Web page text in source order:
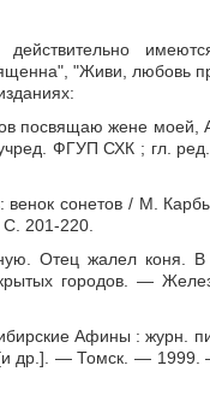
"Живи, любовь
посвящаю жене
ФГУП СХК ; гл. ред.
сонетов / М.
201-220.
Отец жалел коня.
городов. —
Афины : журн.
[и др.]. — Томск. —